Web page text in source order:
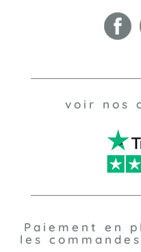
voir nos
Paiement en
les